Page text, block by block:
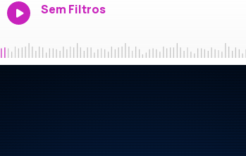
Sem Filtros